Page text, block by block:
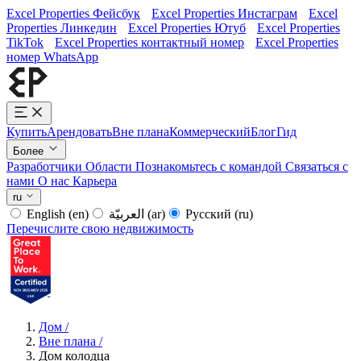
Excel Properties Фейсбук Excel Properties Инстаграм
Excel
Properties Линкедин
Excel Properties Ютуб
Excel Properties
TikTok
Excel Properties контактный номер
Excel Properties
номер WhatsApp
КупитьАрендоватьВне планаКоммерческийБлогГид
Более
Разработчики Области Познакомьтесь с командой Связаться с
нами О нас Карьера
ru
English (en) (ar) Русский (ru)
Перечислите свою недвижимость
Дом /
Вне плана /
Дом колодца